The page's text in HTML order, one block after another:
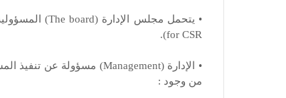
for CSR).
من وجود :